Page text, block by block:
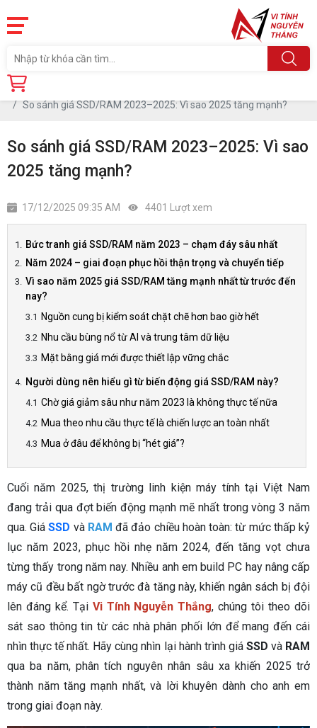
Trang chủ
So sánh giá SSD/RAM 2023–2025: Vì sao 2025 tăng mạnh?
So sánh giá SSD/RAM 2023–2025: Vì sao
2025 tăng mạnh?
17/12/2025 09:35 AM 4401 Lượt xem
Bức tranh giá SSD/RAM năm 2023 – chạm đáy sâu nhất
Năm 2024 – giai đoạn phục hồi thận trọng và chuyển tiếp
Vì sao năm 2025 giá SSD/RAM tăng mạnh nhất từ trước đến
nay?
Nguồn cung bị kiểm soát chặt chẽ hơn bao giờ hết
Nhu cầu bùng nổ từ AI và trung tâm dữ liệu
Mặt bằng giá mới được thiết lập vững chắc
Người dùng nên hiểu gì từ biến động giá SSD/RAM này?
Chờ giá giảm sâu như năm 2023 là không thực tế nữa
Mua theo nhu cầu thực tế là chiến lược an toàn nhất
Mua ở đâu để không bị “hét giá”?
Cuối năm 2025, thị trường linh kiện máy tính tại Việt Nam
đang trải qua đợt biến động mạnh mẽ nhất trong vòng 3 năm
qua. GiáSSD và RAM đã đảo chiều hoàn toàn: từ mức thấp kỷ
lục năm 2023, phục hồi nhẹ năm 2024, đến tăng vọt chưa
từng thấy trong năm nay. Nhiều anh em build PC hay nâng cấp
máy cũ đều bất ngờ trước đà tăng này, khiến ngân sách bị đội
lên đáng kể. Tại Vi Tính Nguyễn Thắng, chúng tôi theo dõi
sát sao thông tin từ các nhà phân phối lớn để mang đến cái
nhìn thực tế nhất. Hãy cùng nhìn lại hành trình giá SSD và RAM
qua ba năm, phân tích nguyên nhân sâu xa khiến 2025 trở
thành năm tăng mạnh nhất, và lời khuyên dành cho anh em
trong giai đoạn này.